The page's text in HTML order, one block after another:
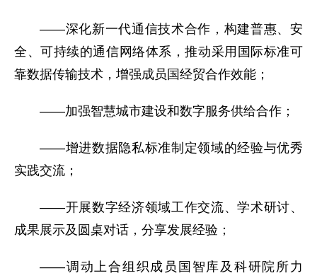
——深化新一代通信技术合作，构建普惠、安
全、可持续的通信网络体系，推动采用国际标准可
靠数据传输技术，增强成员国经贸合作效能；
——加强智慧城市建设和数字服务供给合作；
——增进数据隐私标准制定领域的经验与优秀
实践交流；
——开展数字经济领域工作交流、学术研讨、
成果展示及圆桌对话，分享发展经验；
——调动上合组织成员国智库及科研院所力